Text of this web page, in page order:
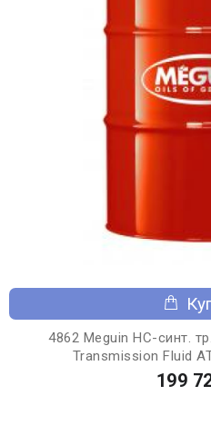
4862 Meguin НС-синт.
Transmission Fluid
199